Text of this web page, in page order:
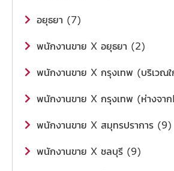
อยุธยา (7)
พนักงานขาย X อยุธยา (2)
พนักงานขาย X กรุงเทพ (บริเวณ
พนักงานขาย X กรุงเทพ (ห่างจา
พนักงานขาย X สมุทรปราการ (9)
พนักงานขาย X ชลบุรี (9)